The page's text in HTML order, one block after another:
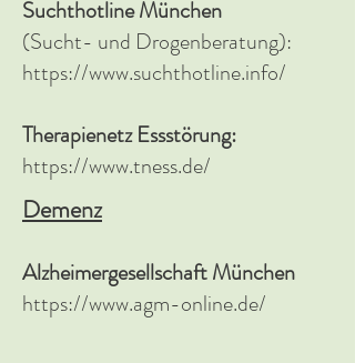
Suchthotline München
(Sucht- und Drogenberatung):
https://www.suchthotline.info/
Therapienetz Essstörung:
https://www.tness.de/
Demenz
Alzheimergesellschaft München
https://www.agm-online.de/